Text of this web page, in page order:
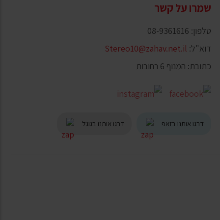
שמרו על קשר
טלפון: 08-9361616
דוא"ל: Stereo10@zahav.net.il
כתובת: המנוף 6 רחובות
דרגו אותנו בזאפ דרגו אותנו בגוגל